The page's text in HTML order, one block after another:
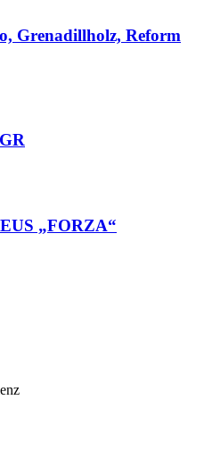
Grenadillholz, Reform
„FORZA“